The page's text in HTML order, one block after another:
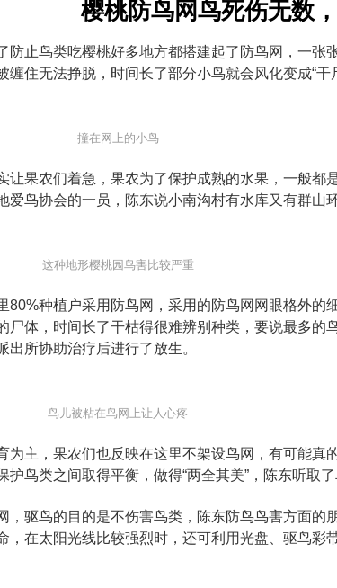
樱桃防鸟网鸟死伤无数
防止鸟类吃樱桃好多地方都搭建起了防鸟网，一
住无法挣脱，时间长了部分小鸟就会风化变成“干
撞在网上的小鸟
让果农们着急，果农为了保护成熟的水果，一般
爱鸟协会的一员，陈东说小南沟村有水库又有群山
这种地形樱桃园鸟害比较严重
80%种植户采用防鸟网，采用的防鸟网网眼格外
尸体，时间长了干枯得很难辨别种类，要说最多
所协助治疗后进行了放生。
鸟儿被粘在鸟网上让人心疼
为主，果农们也反映在这里不架设鸟网，有可能
护鸟类之间取得平衡，做得“两全其美”，陈东听取
，驱鸟的目的是不伤害鸟类，陈东防鸟鸟害方面
，在太阳光线比较强烈时，还可利用光盘、驱鸟彩